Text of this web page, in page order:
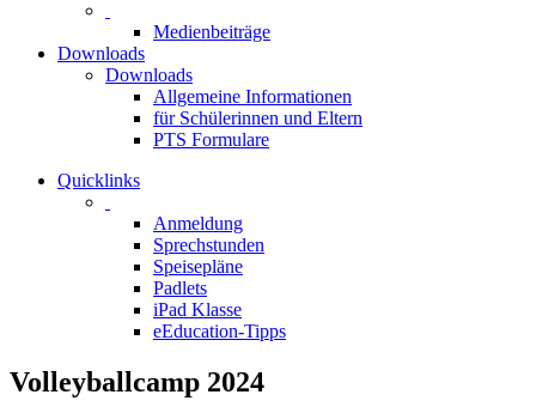
Medienbeiträge
Downloads
Downloads
Allgemeine Informationen
für Schülerinnen und Eltern
PTS Formulare
Quicklinks
Anmeldung
Sprechstunden
Speisepläne
Padlets
iPad Klasse
eEducation-Tipps
Volleyballcamp 2024